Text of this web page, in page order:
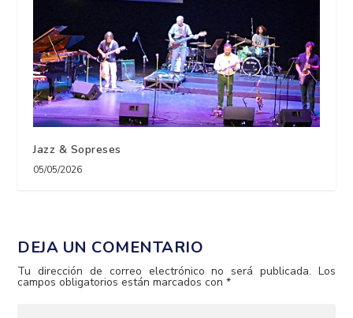
Jazz & Sopreses
05/05/2026
DEJA UN COMENTARIO
Tu dirección de correo electrónico no será publicada. Los
campos obligatorios están marcados con*